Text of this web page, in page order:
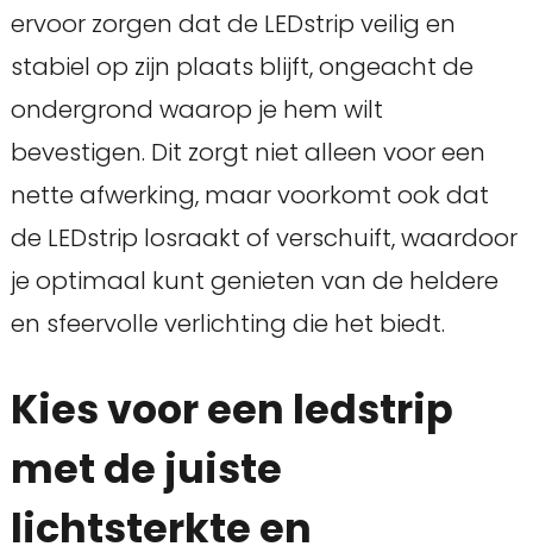
ervoor zorgen dat de LEDstrip veilig en
stabiel op zijn plaats blijft, ongeacht de
ondergrond waarop je hem wilt
bevestigen. Dit zorgt niet alleen voor een
nette afwerking, maar voorkomt ook dat
de LEDstrip losraakt of verschuift, waardoor
je optimaal kunt genieten van de heldere
en sfeervolle verlichting die het biedt.
Kies voor een ledstrip
met de juiste
lichtsterkte en